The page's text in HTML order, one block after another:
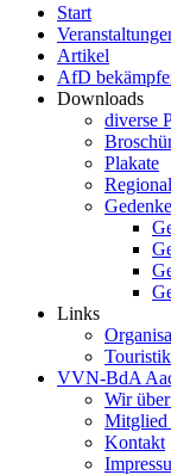
Start
Artikel
AfD
Downloads
diverse
Plakate
Links
VVN-BdA
Wir
Mitglied
Kontakt